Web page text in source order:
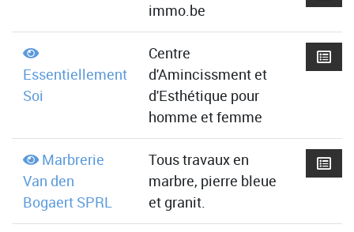
immo.be
Essentiellement
Soi
Centre
d'Amincissment et
d'Esthétique pour
homme et femme
Marbrerie
Van den
Bogaert SPRL
Tous travaux en
marbre, pierre bleue
et granit.